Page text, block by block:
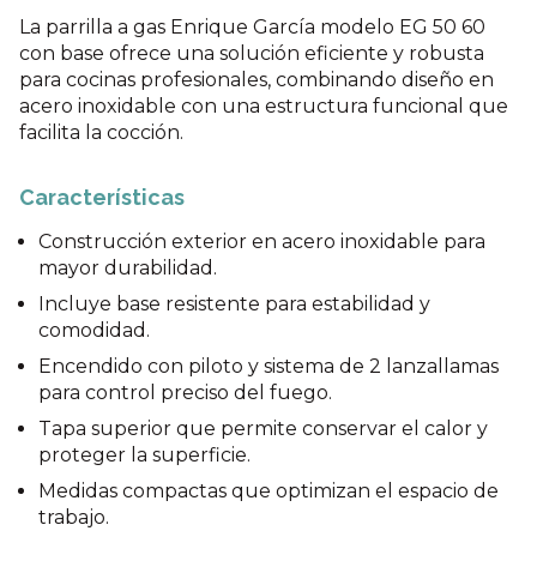
La parrilla a gas Enrique García modelo EG 50 60
con base ofrece una solución eficiente y robusta
para cocinas profesionales, combinando diseño en
acero inoxidable con una estructura funcional que
facilita la cocción.
Características
Construcción exterior en acero inoxidable para
mayor durabilidad.
Incluye base resistente para estabilidad y
comodidad.
Encendido con piloto y sistema de 2 lanzallamas
para control preciso del fuego.
Tapa superior que permite conservar el calor y
proteger la superficie.
Medidas compactas que optimizan el espacio de
trabajo.